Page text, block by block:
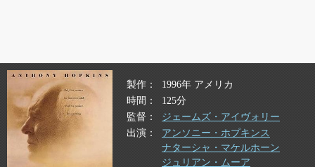
製作
1996年 アメリカ
時間
125分
監督
ジェームズ・アイヴォリー
出演
アンソニー・ホプキンス
ナターシャ・マケルホーン
ジュリアン・ムーア